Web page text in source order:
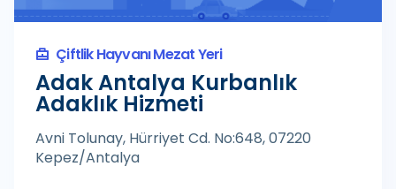
Çiftlik Hayvanı Mezat Yeri
Adak Antalya Kurbanlık
Adaklık Hizmeti
Avni Tolunay, Hürriyet Cd. No:648, 07220
Kepez/Antalya